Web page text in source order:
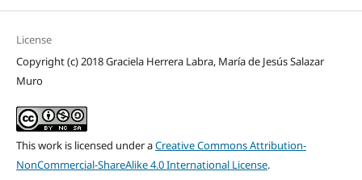
License
Copyright (c) 2018 Graciela Herrera Labra, María de Jesús Salazar
Muro
This work is licensed under aCreative Commons Attribution-
NonCommercial-ShareAlike 4.0 International License.